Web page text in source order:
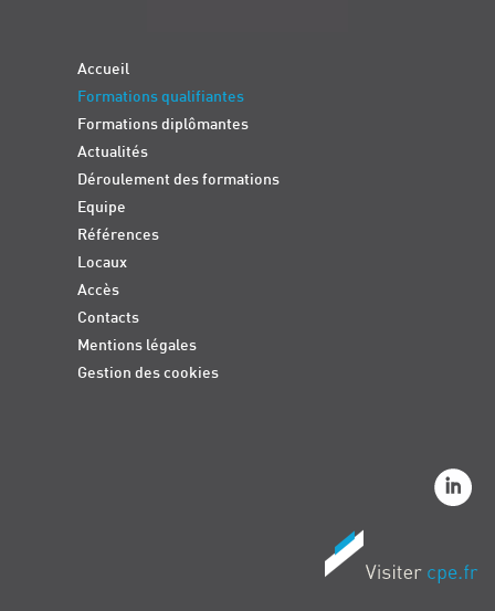
Accueil
Formations qualifiantes
Formations diplômantes
Actualités
Déroulement des formations
Equipe
Références
Locaux
Accès
Contacts
Mentions légales
Gestion des cookies